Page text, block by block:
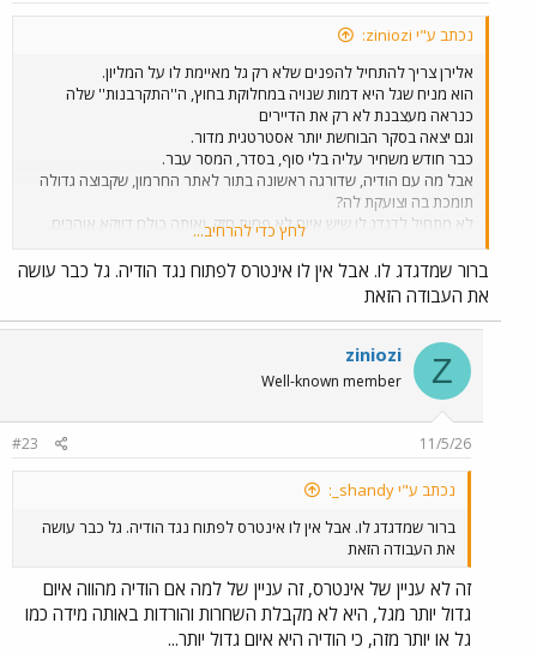
נכתב ע"י ziniozi:
אלירן צריך להתחיל להפנים שלא רק גל מאיימת לו על המליון.
הוא מניח שגל היא דמות שנויה במחלוקת בחוץ, ה''התקרבנות'' שלה
כנראה מעצבנת לא רק את הדיירים
וגם יצאה בסקר הבוחשת יותר אסטרטגית מדור.
כבר חודש משחיר עליה בלי סוף, בסדר, המסר עבר.
אבל מה עם הודיה, שדורגה ראשונה בתור לאתר החרמון, שקבוצה גדולה
תומכת בה וצועקת לה?
לא מתחיל לדגדג לו שיש איום לא פחות חזק, ואותה כולם דווקא אוהבים,
לא מדאיג אותו בכלל??
התחרותיות שלו, הפליטות שלו ''זה טוב לי למשחק'', האסטרטגיה שבו
כל זה בסימן שאלה לאור האובססיה לגל, ואי ראיית הודיה כאיום על
הנצחון.
(אלא אם האובססיה נובעת ממקום אחר לגמרי...)
לחץ כדי להרחיב...
ברור שמדגדג לו. אבל אין לו אינטרס לפתוח נגד הודיה. גל כבר עושה
את העבודה הזאת
Z
ziniozi
Well-known member
11/5/26
#23
נכתב ע"י shandy_:
ברור שמדגדג לו. אבל אין לו אינטרס לפתוח נגד הודיה. גל כבר עושה
את העבודה הזאת
זה לא עניין של אינטרס, זה עניין של למה אם הודיה מהווה איום
גדול יותר מגל, היא לא מקבלת השחרות והורדות באותה מידה כמו
גל או יותר מזה, כי הודיה היא איום גדול יותר...